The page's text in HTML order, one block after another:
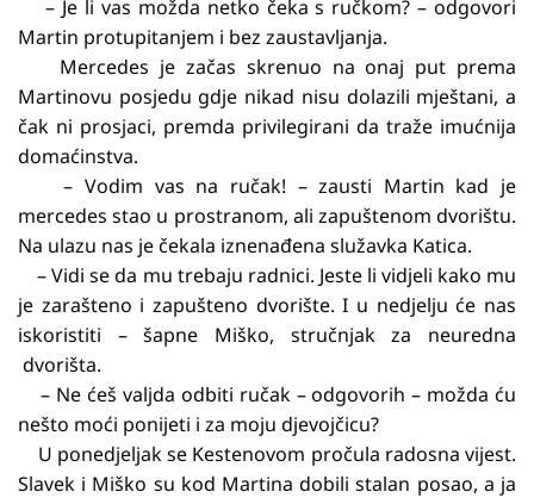
– Je li vas možda netko čeka s ručkom? – odgovori
Martin protupitanjem i bez zaustavljanja.
Mercedes je začas skrenuo na onaj put prema
Martinovu posjedu gdje nikad nisu dolazili mještani, a
čak ni prosjaci, premda privilegirani da traže imućnija
domaćinstva.
– Vodim vas na ručak! – zausti Martin kad je
mercedes stao u prostranom, ali zapuštenom dvorištu.
Na ulazu nas je čekala iznenađena služavka Katica.
– Vidi se da mu trebaju radnici. Jeste li vidjeli kako mu
je zarašteno i zapušteno dvorište. I u nedjelju će nas
iskoristiti – šapne Miško, stručnjak za neuredna
dvorišta.
– Ne ćeš valjda odbiti ručak – odgovorih – možda ću
nešto moći ponijeti i za moju djevojčicu?
U ponedjeljak se Kestenovom pročula radosna vijest.
Slavek i Miško su kod Martina dobili stalan posao, a ja